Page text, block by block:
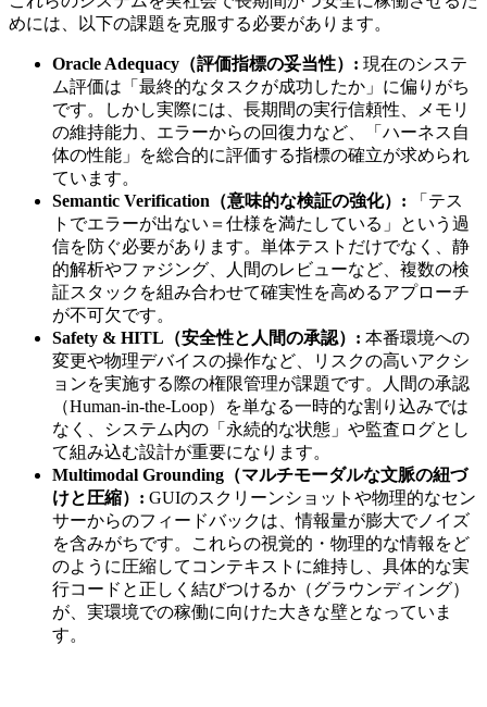
めには、以下の課題を克服する必要があります。
Oracle Adequacy（評価指標の妥当性）: 現在のシステ
ム評価は「最終的なタスクが成功したか」に偏りがち
です。しかし実際には、長期間の実行信頼性、メモリ
の維持能力、エラーからの回復力など、「ハーネス自
体の性能」を総合的に評価する指標の確立が求められ
ています。
Semantic Verification（意味的な検証の強化）: 「テス
トでエラーが出ない＝仕様を満たしている」という過
信を防ぐ必要があります。単体テストだけでなく、静
的解析やファジング、人間のレビューなど、複数の検
証スタックを組み合わせて確実性を高めるアプローチ
が不可欠です。
Safety & HITL（安全性と人間の承認）: 本番環境への
変更や物理デバイスの操作など、リスクの高いアクシ
ョンを実施する際の権限管理が課題です。人間の承認
（Human-in-the-Loop）を単なる一時的な割り込みでは
なく、システム内の「永続的な状態」や監査ログとし
て組み込む設計が重要になります。
Multimodal Grounding（マルチモーダルな文脈の紐づ
けと圧縮）: GUIのスクリーンショットや物理的なセン
サーからのフィードバックは、情報量が膨大でノイズ
を含みがちです。これらの視覚的・物理的な情報をど
のように圧縮してコンテキストに維持し、具体的な実
行コードと正しく結びつけるか（グラウンディング）
が、実環境での稼働に向けた大きな壁となっていま
す。